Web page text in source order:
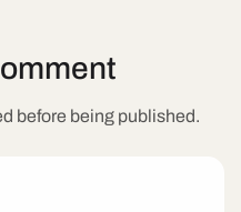
before being published.